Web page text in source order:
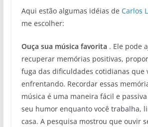
Aqui estão algumas idéias de Carlos
me escolher:
Ouça sua música favorita . Ele pode
recuperar memórias positivas,
fuga das dificuldades cotidianas que
enfrentando. Recordar essas
música é uma maneira fácil e
seu humor enquanto você trabalha,
casa. A pesquisa mostrou que ouvir